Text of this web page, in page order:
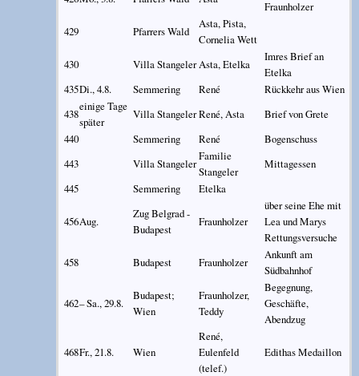
Fraunholzer
429
Pfarrers Wald
Asta, Pista,
Cornelia Wett
430
Villa Stangeler Asta, Etelka
Imres Brief an
Etelka
435Di., 4.8. Semmering René
Rückkehr aus Wien
438
einige Tage
später
Villa StangelerRené, Asta
Brief von Grete
440
Semmering René
Bogenschuss
443
Villa Stangeler
Familie
Stangeler
Mittagessen
445
Semmering Etelka
456Aug.
Zug Belgrad -
Budapest
Fraunholzer
über seine Ehe mit
Lea und Marys
Rettungsversuche
458
Budapest Fraunholzer
Ankunft am
Südbahnhof
462– Sa., 29.8.
Budapest;
Wien
Fraunholzer,
Teddy
Begegnung,
Geschäfte,
Abendzug
468Fr., 21.8. Wien
René,
Eulenfeld
(telef.)
Edithas Medaillon